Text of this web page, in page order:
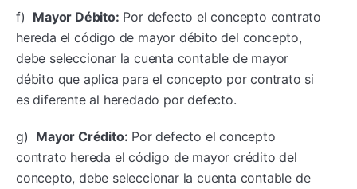
f) Mayor Débito: Por defecto el concepto contrato
hereda el código de mayor débito del concepto,
debe seleccionar la cuenta contable de mayor
débito que aplica para el concepto por contrato si
es diferente al heredado por defecto.
g) Mayor Crédito: Por defecto el concepto
contrato hereda el código de mayor crédito del
concepto, debe seleccionar la cuenta contable de